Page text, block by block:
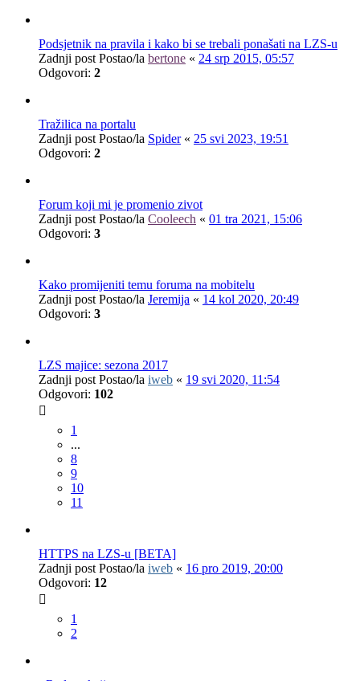
Podsjetnik na pravila i kako bi se trebali ponašati na LZS-u
Zadnji post Postao/la bertone « 24 srp 2015, 05:57
Odgovori: 2
Tražilica na portalu
Zadnji post Postao/la Spider« 25 svi 2023, 19:51
Odgovori: 2
Forum koji mi je promenio zivot
Zadnji post Postao/la Cooleech « 01 tra 2021, 15:06
Odgovori: 3
Kako promijeniti temu foruma na mobitelu
Zadnji post Postao/la Jeremija « 14 kol 2020, 20:49
Odgovori: 3
LZS majice: sezona 2017
Zadnji post Postao/la iweb « 19 svi 2020, 11:54
Odgovori: 102
1
...
8
9
10
11
HTTPS na LZS-u [BETA]
Zadnji post Postao/la iweb « 16 pro 2019, 20:00
Odgovori: 12
1
2